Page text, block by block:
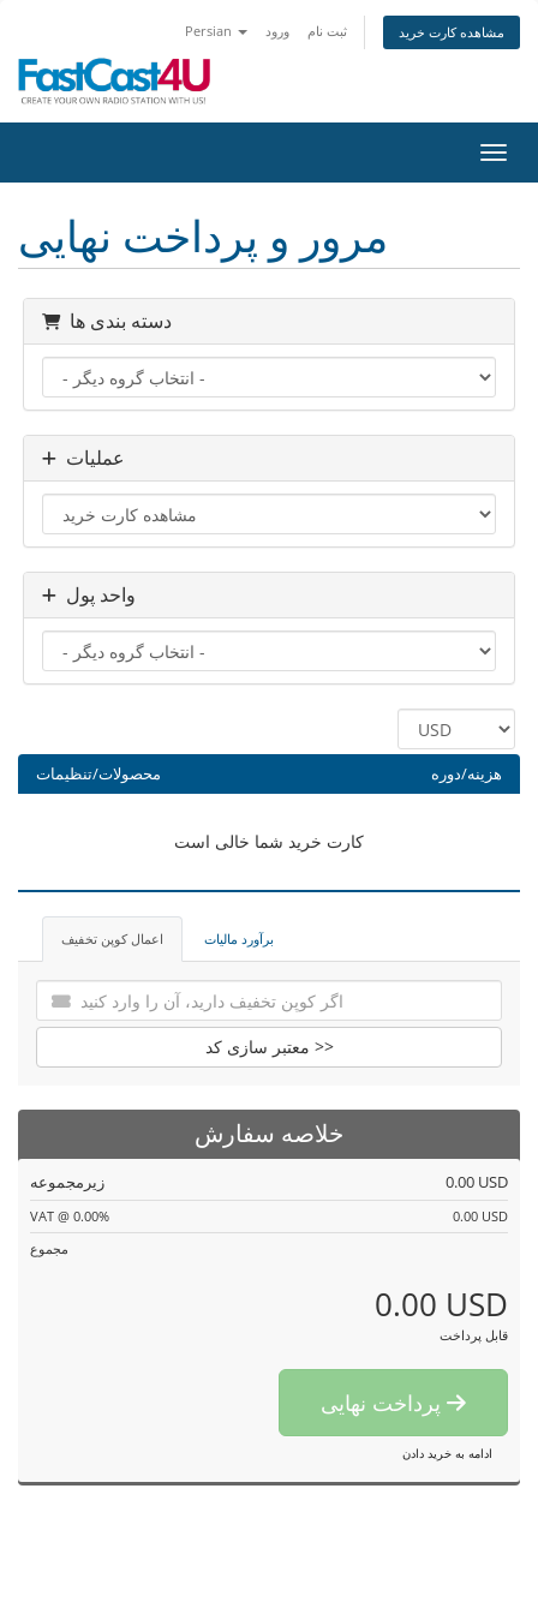
Persian ورود ثبت نام مشاهده کارت خرید
مرور و پرداخت نهایی
دسته بندی ها
عملیات
واحد پول
محصولات/تنظیمات هزینه/دوره
کارت خرید شما خالی است
اعمال کوپن تخفیف برآورد مالیات
معتبر سازی کد >>
خلاصه سفارش
زیرمجموعه 0.00 USD
VAT @ 0.00%
0.00 USD
مجموع
0.00 USD
قابل پرداخت
ادامه به خرید دادن